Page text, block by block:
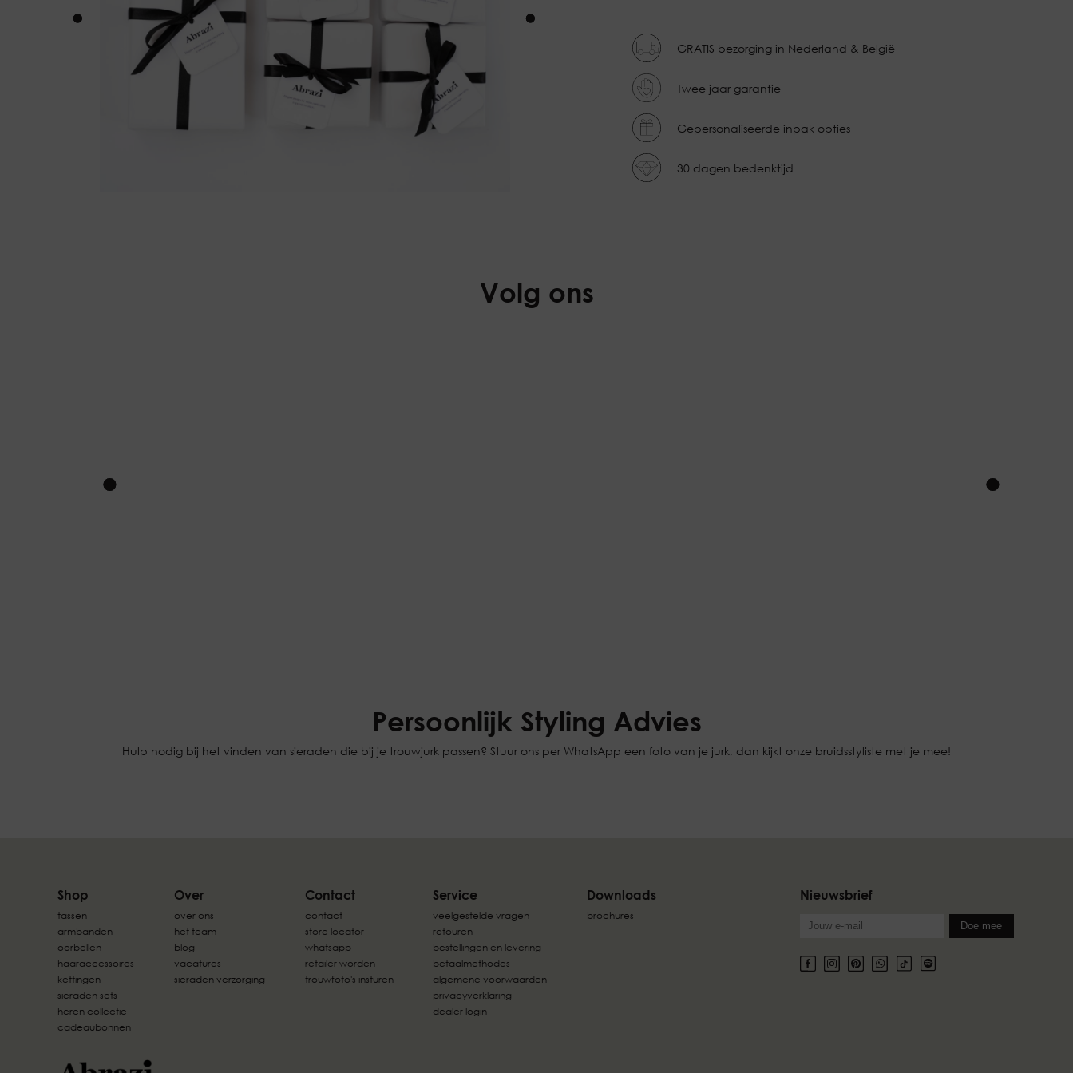
GRATIS bezorging in Nederland & België
Twee jaar garantie
Gepersonaliseerde inpak opties
30 dagen bedenktijd
Volg ons
Persoonlijk Styling Advies
Hulp nodig bij het vinden van sieraden die bij je trouwjurk passen? Stuur ons per WhatsApp een foto van je jurk, dan kijkt onze bruidsstyliste met je mee!
Shop
tassen
armbanden
oorbellen
haaraccessoires
kettingen
sieraden sets
heren collectie
cadeaubonnen
Over
over ons
het team
blog
vacatures
sieraden verzorging
Contact
contact
store locator
whatsapp
retailer worden
trouwfoto's insturen
Service
veelgestelde vragen
retouren
bestellingen en levering
betaalmethodes
algemene voorwaarden
privacyverklaring
dealer login
Downloads
brochures
Nieuwsbrief